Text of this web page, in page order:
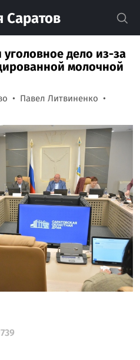
Саратов
дело из-за
молочной
Павел Литвиненко